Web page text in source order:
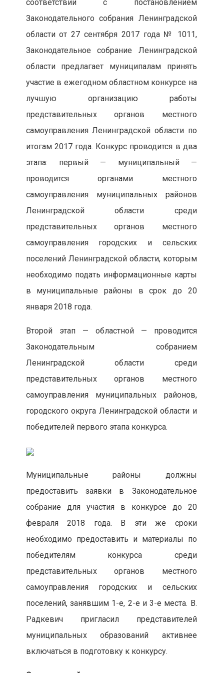
соответствии с постановлением
Законодательного собрания Ленинградской
области от 27 сентября 2017 года № 1011,
Законодательное собрание Ленинградской
области предлагает муниципалам принять
участие в ежегодном областном конкурсе на
лучшую организацию работы
представительных органов местного
самоуправления Ленинградской области по
итогам 2017 года. Конкурс проводится в два
этапа: первый — муниципальный —
проводится органами местного
самоуправления муниципальных районов
Ленинградской области среди
представительных органов местного
самоуправления городских и сельских
поселений Ленинградской области, которым
необходимо подать информационные карты
в муниципальные районы в срок до 20
января 2018 года.
Второй этап — областной — проводится
Законодательным собранием
Ленинградской области среди
представительных органов местного
самоуправления муниципальных районов,
городского округа Ленинградской области и
победителей первого этапа конкурса.
Муниципальные районы должны
предоставить заявки в Законодательное
собрание для участия в конкурсе до 20
февраля 2018 года. В эти же сроки
необходимо предоставить и материалы по
победителям конкурса среди
представительных органов местного
самоуправления городских и сельских
поселений, занявшим 1-е, 2-е и 3-е места. В.
Радкевич пригласил представителей
муниципальных образований активнее
включаться в подготовку к конкурсу.